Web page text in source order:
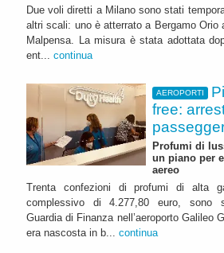
Due voli diretti a Milano sono stati
altri scali: uno è atterrato a Bergamo Orio
Malpensa. La misura è stata adottata
ent... continua
AEROPORTI
free:
Profumi di
un piano per
aereo
Trenta confezioni di profumi di alta
complessivo di 4.277,80 euro, sono
Guardia di Finanza nell’aeroporto Galileo
era nascosta in b... continua